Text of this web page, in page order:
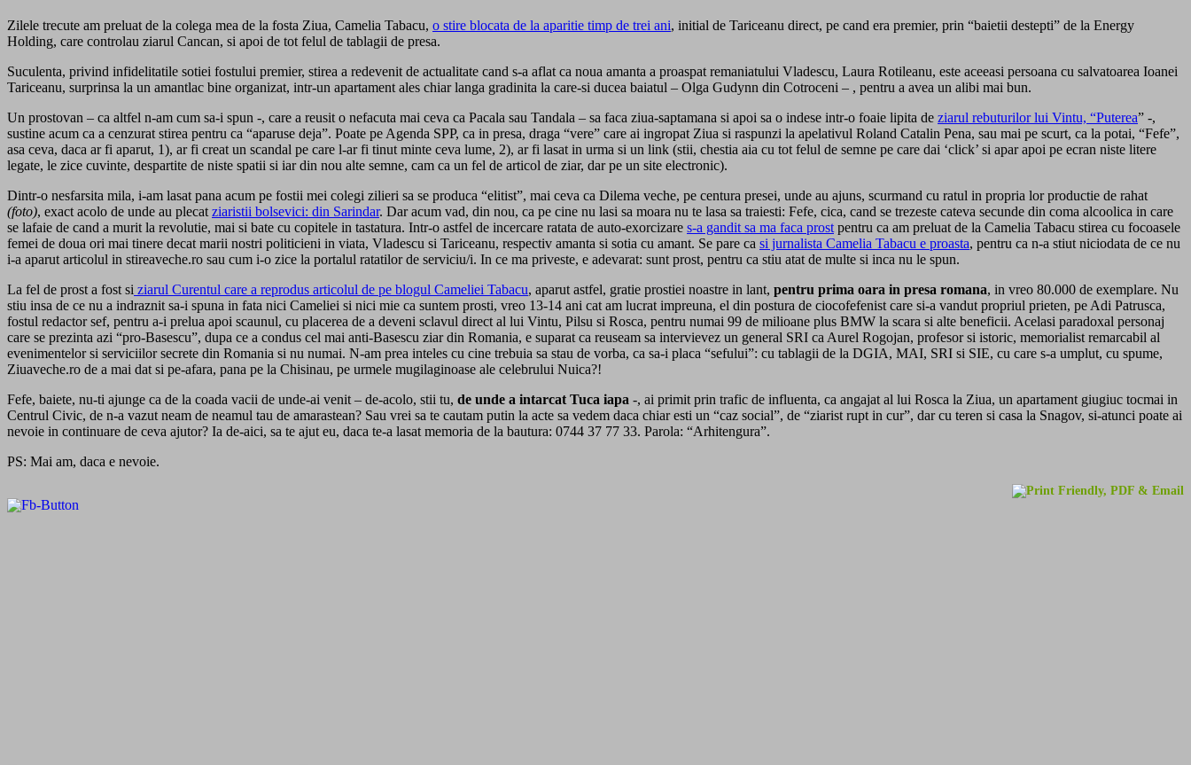
Zilele trecute am preluat de la colega mea de la fosta Ziua, Camelia Tabacu, o stire blocata de la aparitie timp de trei ani, initial de Tariceanu direct, pe cand era premier, prin “baietii destepti” de la Energy
Holding, care controlau ziarul Cancan, si apoi de tot felul de tablagii de presa.
Suculenta, privind infidelitatile sotiei fostului premier, stirea a redevenit de actualitate cand s-a aflat ca noua amanta a proaspat remaniatului Vladescu, Laura Rotileanu, este aceeasi persoana cu salvatoarea Ioanei
Tariceanu, surprinsa la un amantlac bine organizat, intr-un apartament ales chiar langa gradinita la care-si ducea baiatul – Olga Gudynn din Cotroceni – , pentru a avea un alibi mai bun.
Un prostovan – ca altfel n-am cum sa-i spun -, care a reusit o nefacuta mai ceva ca Pacala sau Tandala – sa faca ziua-saptamana si apoi sa o indese intr-o foaie lipita de ziarul rebuturilor lui Vintu, “Puterea” -,
sustine acum ca a cenzurat stirea pentru ca “aparuse deja”. Poate pe Agenda SPP, ca in presa, draga “vere” care ai ingropat Ziua si raspunzi la apelativul Roland Catalin Pena, sau mai pe scurt, ca la potai, “Fefe”,
asa ceva, daca ar fi aparut, 1), ar fi creat un scandal pe care l-ar fi tinut minte ceva lume, 2), ar fi lasat in urma si un link (stii, chestia aia cu tot felul de semne pe care dai ‘click’ si apar apoi pe ecran niste litere
legate, le zice cuvinte, despartite de niste spatii si iar din nou alte semne, cam ca un fel de articol de ziar, dar pe un site electronic).
Dintr-o nesfarsita mila, i-am lasat pana acum pe fostii mei colegi zilieri sa se produca “elitist”, mai ceva ca Dilema veche, pe centura presei, unde au ajuns, scurmand cu ratul in propria lor productie de rahat
(foto), exact acolo de unde au plecat ziaristii bolsevici: din Sarindar. Dar acum vad, din nou, ca pe cine nu lasi sa moara nu te lasa sa traiesti: Fefe, cica, cand se trezeste cateva secunde din coma alcoolica in care
se lafaie de cand a murit la revolutie, mai si bate cu copitele in tastatura. Intr-o astfel de incercare ratata de auto-exorcizare s-a gandit sa ma faca prost pentru ca am preluat de la Camelia Tabacu stirea cu focoasele
femei de doua ori mai tinere decat marii nostri politicieni in viata, Vladescu si Tariceanu, respectiv amanta si sotia cu amant. Se pare ca si jurnalista Camelia Tabacu e proasta, pentru ca n-a stiut niciodata de ce nu
i-a aparut articolul in stireaveche.ro sau cum i-o zice la portalul ratatilor de serviciu/i. In ce ma priveste, e adevarat: sunt prost, pentru ca stiu atat de multe si inca nu le spun.
La fel de prost a fost si ziarul Curentul care a reprodus articolul de pe blogul Cameliei Tabacu, aparut astfel, gratie prostiei noastre in lant, pentru prima oara in presa romana, in vreo 80.000 de exemplare. Nu
stiu insa de ce nu a indraznit sa-i spuna in fata nici Cameliei si nici mie ca suntem prosti, vreo 13-14 ani cat am lucrat impreuna, el din postura de ciocofefenist care si-a vandut propriul prieten, pe Adi Patrusca,
fostul redactor sef, pentru a-i prelua apoi scaunul, cu placerea de a deveni sclavul direct al lui Vintu, Pilsu si Rosca, pentru numai 99 de milioane plus BMW la scara si alte beneficii. Acelasi paradoxal personaj
care se prezinta azi “pro-Basescu”, dupa ce a condus cel mai anti-Basescu ziar din Romania, e suparat ca reuseam sa intervievez un general SRI ca Aurel Rogojan, profesor si istoric, memorialist remarcabil al
evenimentelor si serviciilor secrete din Romania si nu numai. N-am prea inteles cu cine trebuia sa stau de vorba, ca sa-i placa “sefului”: cu tablagii de la DGIA, MAI, SRI si SIE, cu care s-a umplut, cu spume,
Ziuaveche.ro de a mai dat si pe-afara, pana pe la Chisinau, pe urmele mugilaginoase ale celebrului Nuica?!
Fefe, baiete, nu-ti ajunge ca de la coada vacii de unde-ai venit – de-acolo, stii tu, de unde a intarcat Tuca iapa -, ai primit prin trafic de influenta, ca angajat al lui Rosca la Ziua, un apartament giugiuc tocmai in
Centrul Civic, de n-a vazut neam de neamul tau de amarastean? Sau vrei sa te cautam putin la acte sa vedem daca chiar esti un “caz social”, de “ziarist rupt in cur”, dar cu teren si casa la Snagov, si-atunci poate ai
nevoie in continuare de ceva ajutor? Ia de-aici, sa te ajut eu, daca te-a lasat memoria de la bautura: 0744 37 77 33. Parola: “Arhitengura”.
PS: Mai am, daca e nevoie.